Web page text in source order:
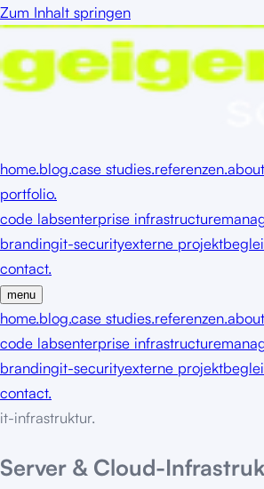
Zum Inhalt springen
home.blog.case studies.referenzen.
portfolio.
code labsenterprise infrastructure
brandingit-securityexterne
contact.
menu
home.blog.case studies.referenzen.
code labsenterprise infrastructure
brandingit-securityexterne
contact.
it-infrastruktur.
Server & Cloud-